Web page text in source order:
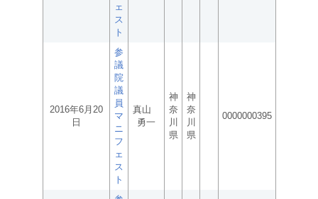
ェ
ス
ト
2016年6月20
日
参
議
院
議
員
マ
ニ
フ
ェ
ス
ト
真山
勇一
神
奈
川
県
神
奈
川
県
0000000395